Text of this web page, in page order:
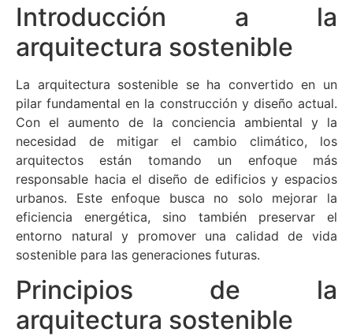
Introducción a la
arquitectura sostenible
La arquitectura sostenible se ha convertido en un
pilar fundamental en la construcción y diseño actual.
Con el aumento de la conciencia ambiental y la
necesidad de mitigar el cambio climático, los
arquitectos están tomando un enfoque más
responsable hacia el diseño de edificios y espacios
urbanos. Este enfoque busca no solo mejorar la
eficiencia energética, sino también preservar el
entorno natural y promover una calidad de vida
sostenible para las generaciones futuras.
Principios de la
arquitectura sostenible